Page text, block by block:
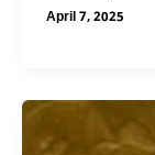
April 7, 2025